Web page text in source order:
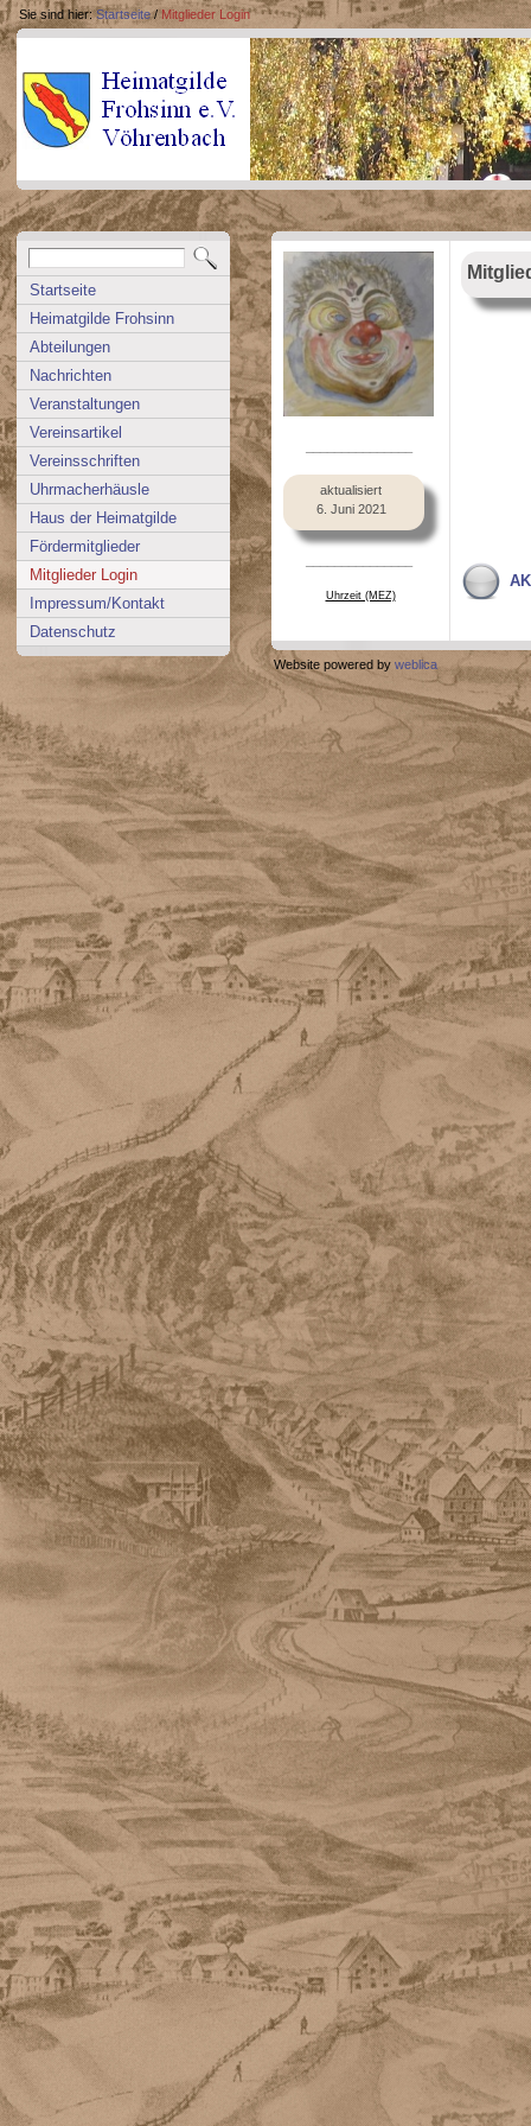
Sie sind hier: Startseite / Mitglieder Login
Startseite
Heimatgilde Frohsinn
Abteilungen
Nachrichten
Veranstaltungen
Vereinsartikel
Vereinsschriften
Uhrmacherhäusle
Haus der Heimatgilde
Fördermitglieder
Mitglieder Login
Impressum/Kontakt
Datenschutz
aktualisiert
6. Juni 2021
Uhrzeit (MEZ)
Website powered by weblica